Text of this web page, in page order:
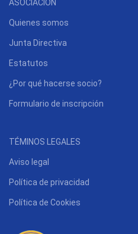
ASOCIACIÓN
Quienes somos
Junta Directiva
Estatutos
¿Por qué hacerse socio?
Formulario de inscripción
TÉMINOS LEGALES
Aviso legal
Política de privacidad
Política de Cookies